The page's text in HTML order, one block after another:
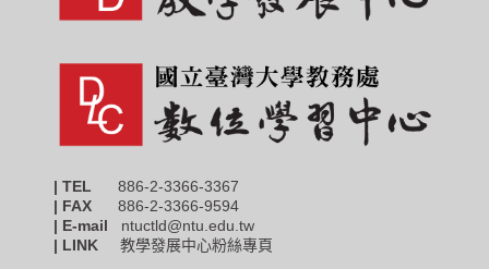
| TEL 886-2-3366-3367
| FAX
886-2-3366-9594
| E-mail ntuctld@ntu.edu.tw
| LINK 教學發展中心粉絲專頁